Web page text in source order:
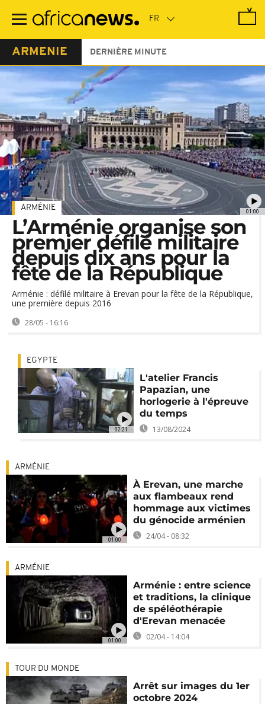
contenu
ARMENIE DERNIÈRE MINUTE
01:00
ARMÉNIE
L’Arménie organise son
premier défilé militaire
depuis dix ans pour la
fête de la République
Arménie : défilé militaire à Erevan pour la fête de la République,
une première depuis 2016
28/05 - 16:16
02:21
EGYPTE
L'atelier Francis
Papazian, une
horlogerie à l'épreuve
du temps
13/08/2024
01:00
ARMÉNIE
À Erevan, une marche
aux flambeaux rend
hommage aux victimes
du génocide arménien
24/04 - 08:32
01:00
ARMÉNIE
Arménie : entre science
et traditions, la clinique
de spéléothérapie
d'Erevan menacée
02/04 - 14:04
TOUR DU MONDE
Arrêt sur images du 1er
octobre 2024